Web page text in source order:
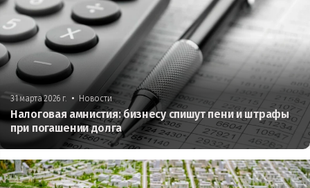
31 марта 2026 г. • Новости
Налоговая амнистия: бизнесу спишут пени и штрафы
при погашении долга